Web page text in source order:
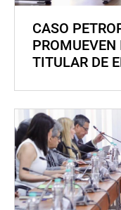
CASO
TITULAR DE